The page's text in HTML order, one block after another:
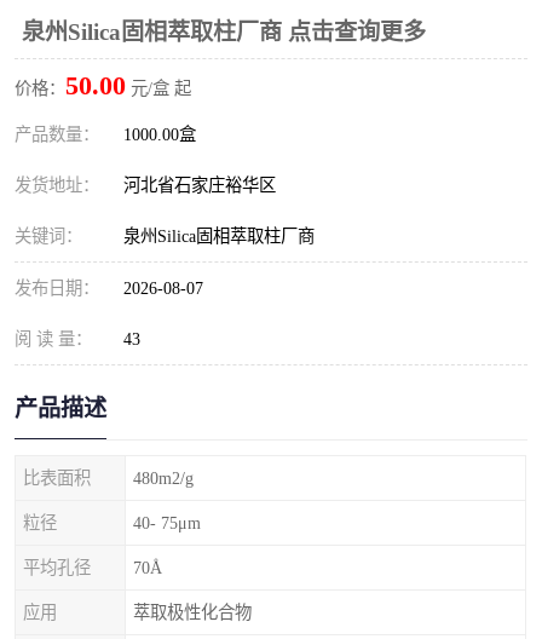
泉州Silica固相萃取柱厂商 点击查询更多
价格： 50.00 元/盒 起
产品数量： 1000.00盒
发货地址： 河北省石家庄裕华区
关键词： 泉州Silica固相萃取柱厂商
发布日期： 2026-08-07
阅 读 量： 43
产品描述
比表面积 480m2/g
粒径 40- 75μm
平均孔径 70Å
应用 萃取极性化合物